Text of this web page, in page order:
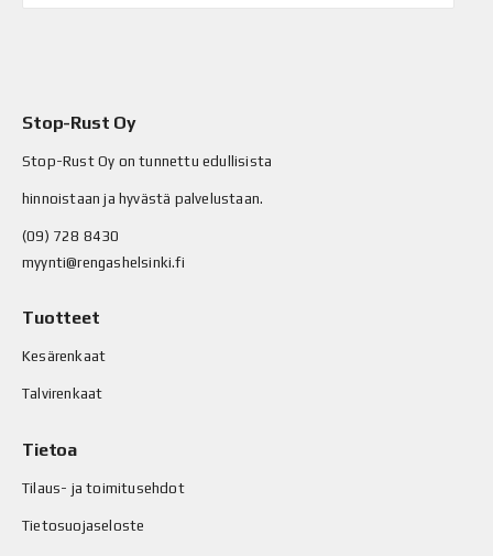
Stop-Rust Oy
Stop-Rust Oy on tunnettu edullisista
hinnoistaan ja hyvästä palvelustaan.
(09) 728 8430
myynti@rengashelsinki.fi
Tuotteet
Kesärenkaat
Talvirenkaat
Tietoa
Tilaus- ja toimitusehdot
Tietosuojaseloste